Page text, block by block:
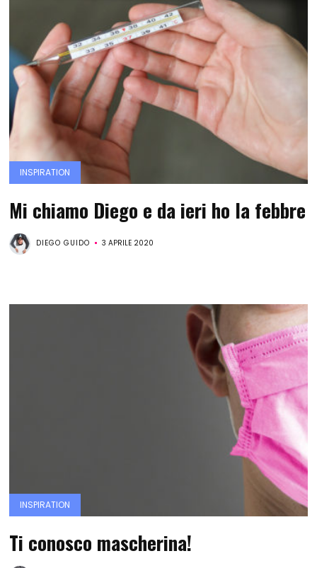
INSPIRATION
Mi chiamo Diego e da ieri ho la febbre
DIEGO GUIDO 3 APRILE 2020
INSPIRATION
Ti conosco mascherina!